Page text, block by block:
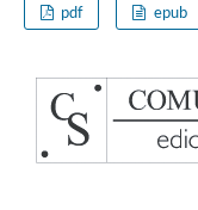
pdf epub